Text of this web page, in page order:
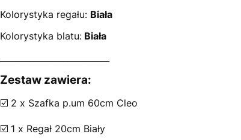
Kolorystyka regału: Biała
Kolorystyka blatu:Biała
Zestaw zawiera:
☑️ 2 x Szafka p.um 60cm Cleo
☑️ 1 x Regał 20cm Biały